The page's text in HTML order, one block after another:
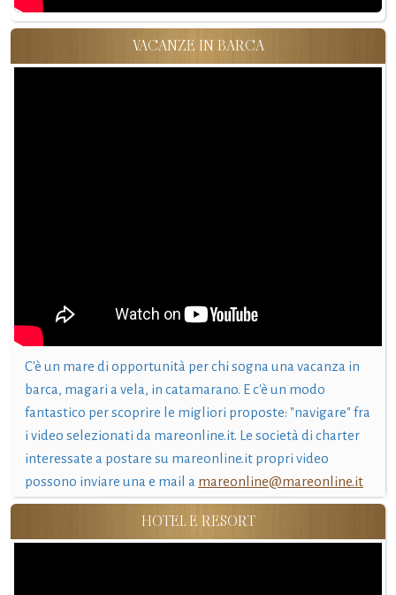
VACANZE IN BARCA
C'è un mare di opportunità per chi sogna una vacanza in
barca, magari a vela, in catamarano. E c'è un modo
fantastico per scoprire le migliori proposte: "navigare" fra
i video selezionati da mareonline.it. Le società di charter
interessate a postare su mareonline.it propri video
possono inviare una e mail a mareonline@mareonline.it
HOTEL E RESORT